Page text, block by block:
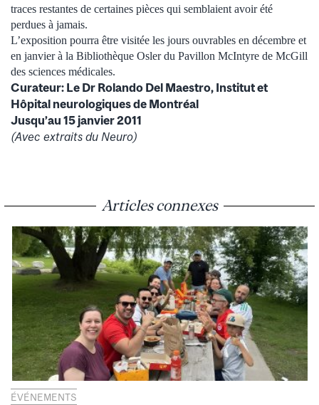
traces restantes de certaines pièces qui semblaient avoir été
perdues à jamais.
L’exposition pourra être visitée les jours ouvrables en décembre et
en janvier à la Bibliothèque Osler du Pavillon McIntyre de McGill
des sciences médicales.
Curateur: Le Dr Rolando Del Maestro, Institut et
Hôpital neurologiques de Montréal
Jusqu’au 15 janvier 2011
(Avec extraits du Neuro)
Articles connexes
ÉVÉNEMENTS